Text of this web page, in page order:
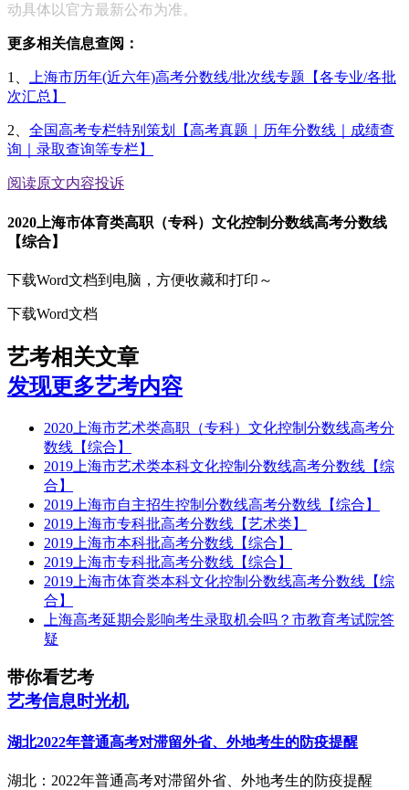
动具体以官方最新公布为准。
更多相关信息查阅：
1、
上海市历年(近六年)高考分数线/批次线专题【各专业/各批
次汇总】
2、 全国高考专栏特别策划【高考真题｜历年分数线｜成绩查
询｜录取查询等专栏】
阅读原文内容投诉
2020上海市体育类高职（专科）文化控制分数线高考分数线
【综合】
下载Word文档到电脑，方便收藏和打印～
下载Word文档
艺考相关文章
发现更多艺考内容
2020上海市艺术类高职（专科）文化控制分数线高考分
数线【综合】
2019上海市艺术类本科文化控制分数线高考分数线【综
合】
2019上海市自主招生控制分数线高考分数线【综合】
2019上海市专科批高考分数线【艺术类】
2019上海市本科批高考分数线【综合】
2019上海市专科批高考分数线【综合】
2019上海市体育类本科文化控制分数线高考分数线【综
合】
上海高考延期会影响考生录取机会吗？市教育考试院答
疑
带你看艺考
艺考信息时光机
湖北2022年普通高考对滞留外省、外地考生的防疫提醒
湖北：2022年普通高考对滞留外省、外地考生的防疫提醒